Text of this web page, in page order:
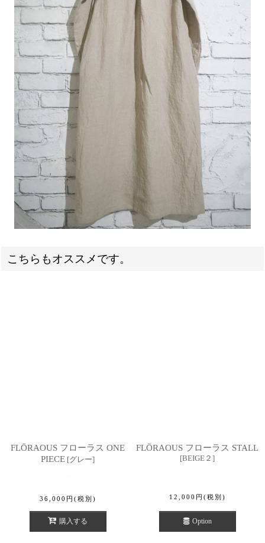
こちらもオススメです。
FLŌRAOUS フローラス ONE
PIECE [グレー]
36,000 円 (税別)
購入する
FLŌRAOUS フローラス STALL
[BEIGE２ ]
12,000 円 (税別)
Option